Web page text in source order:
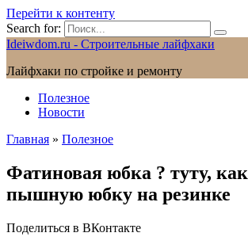
Перейти к контенту
Search for:
Ideiwdom.ru - Строительные лайфхаки
Лайфхаки по стройке и ремонту
Полезное
Новости
Главная » Полезное
Фатиновая юбка ? туту, как
пышную юбку на резинке
Поделиться в ВКонтакте